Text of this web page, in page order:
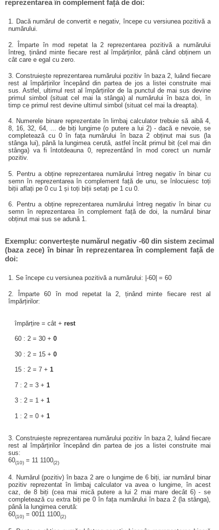
reprezentarea în complement față de doi:
1. Dacă numărul de convertit e negativ, începe cu versiunea pozitivă a
numărului.
2. Împarte în mod repetat la 2 reprezentarea pozitivă a numărului
întreg, ținând minte fiecare rest al împărțirilor, până când obținem un
cât care e egal cu zero.
3. Construiește reprezentarea numărului pozitiv în baza 2, luând fiecare
rest al împărțirilor începând din partea de jos a listei construite mai
sus. Astfel, ultimul rest al împărțirilor de la punctul de mai sus devine
primul simbol (situat cel mai la stânga) al numărului în baza doi, în
timp ce primul rest devine ultimul simbol (situat cel mai la dreapta).
4. Numerele binare reprezentate în limbaj calculator trebuie să aibă 4,
8, 16, 32, 64, ... de biți lungime (o putere a lui 2) - dacă e nevoie, se
completează cu 0 în fața numărului în baza 2 obținut mai sus (la
stânga lui), până la lungimea cerută, astfel încât primul bit (cel mai din
stânga) va fi întotdeauna 0, reprezentând în mod corect un număr
pozitiv.
5. Pentru a obține reprezentarea numărului întreg negativ în binar cu
semn în reprezentarea în complement față de unu, se înlocuiesc toți
biții aflați pe 0 cu 1 și toți biții setați pe 1 cu 0.
6. Pentru a obține reprezentarea numărului întreg negativ în binar cu
semn în reprezentarea în complement față de doi, la numărul binar
obținut mai sus se adună 1.
Exemplu: convertește numărul negativ -60 din sistem zecimal
(baza zece) în binar în reprezentarea în complement față de
doi:
1. Se începe cu versiunea pozitivă a numărului: |-60| = 60
2. Împarte 60 în mod repetat la 2, ținând minte fiecare rest al
împărțirilor:
împărțire = cât + rest
60 : 2 = 30 + 0
30 : 2 = 15 + 0
15 : 2 = 7 + 1
7 : 2 = 3 + 1
3 : 2 = 1 + 1
1 : 2 = 0 + 1
3. Construiește reprezentarea numărului pozitiv în baza 2, luând fiecare
rest al împărțirilor începând din partea de jos a listei construite mai
sus:
60(10) = 11 1100(2)
4. Numărul (pozitiv) în baza 2 are o lungime de 6 biți, iar numărul binar
pozitiv reprezentat în limbaj calculator va avea o lungime, în acest
caz, de 8 biți (cea mai mică putere a lui 2 mai mare decât 6) - se
completează cu extra biți pe 0 în fața numărului în baza 2 (la stânga),
până la lungimea cerută:
60(10) = 0011 1100(2)